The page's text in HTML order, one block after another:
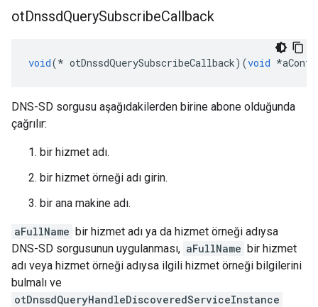
otDnssdQuerySubscribeCallback
void(* otDnssdQuerySubscribeCallback)(void *
DNS-SD sorgusu aşağıdakilerden birine abone olduğunda
çağrılır:
bir hizmet adı.
bir hizmet örneği adı girin.
bir ana makine adı.
aFullName bir hizmet adı ya da hizmet örneği adıysa
DNS-SD sorgusunun uygulanması, aFullName bir hizmet
adı veya hizmet örneği adıysa ilgili hizmet örneği bilgilerini
bulmalı ve
otDnssdQueryHandleDiscoveredServiceInstance